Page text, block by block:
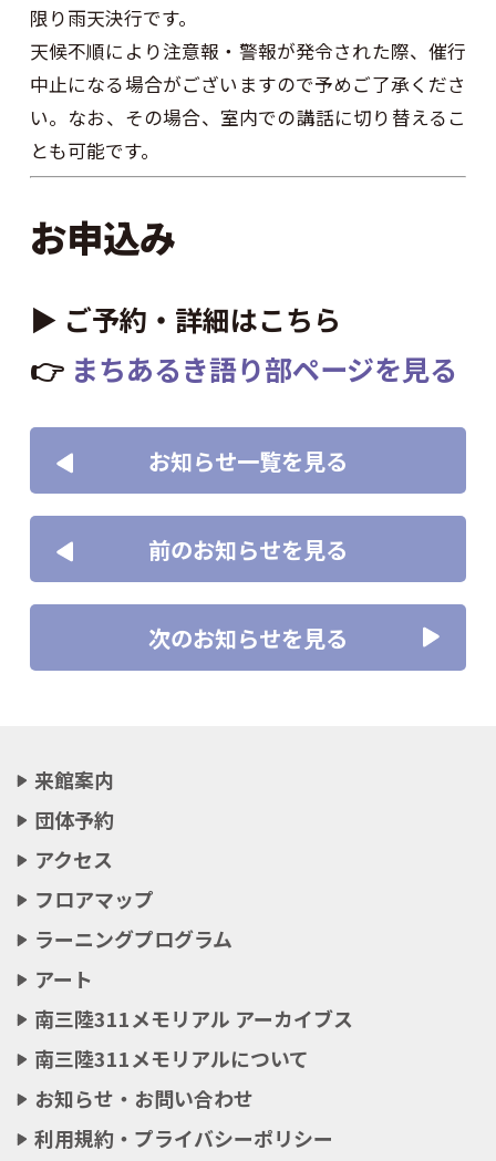
限り雨天決行です。
天候不順により注意報・警報が発令された際、催行
中止になる場合がございますので予めご了承くださ
い。なお、その場合、室内での講話に切り替えるこ
とも可能です。
お申込み
▶ ご予約・詳細はこちら
👉 まちあるき語り部ページを見る
お知らせ一覧を見る
前のお知らせを見る
次のお知らせを見る
来館案内
団体予約
アクセス
フロアマップ
ラーニングプログラム
アート
南三陸311メモリアル アーカイブス
南三陸311メモリアルについて
お知らせ・お問い合わせ
利用規約・プライバシーポリシー